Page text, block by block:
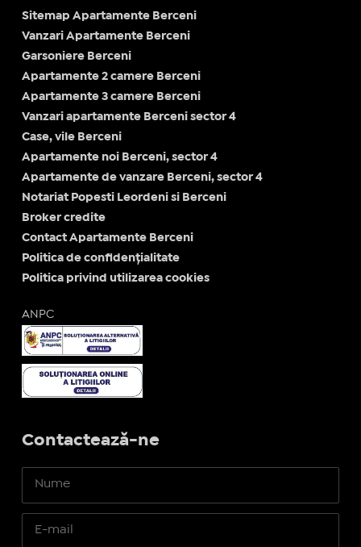
Sitemap Apartamente Berceni
Vanzari Apartamente Berceni
Garsoniere Berceni
Apartamente 2 camere Berceni
Apartamente 3 camere Berceni
Vanzari apartamente Berceni sector 4
Case, vile Berceni
Apartamente noi Berceni, sector 4
Apartamente de vanzare Berceni, sector 4
Notariat Popesti Leordeni si Berceni
Broker credite
Contact Apartamente Berceni
Politica de confidențialitate
Politica privind utilizarea cookies
ANPC
Contactează-ne